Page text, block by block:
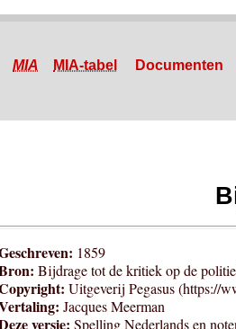
MIA MIA-tabel Documenten
1859
Bijdrage tot de kritiek op de
Uitgeverij Pegasus (https://
Jacques Meerman
versie: Spelling Nederlands en